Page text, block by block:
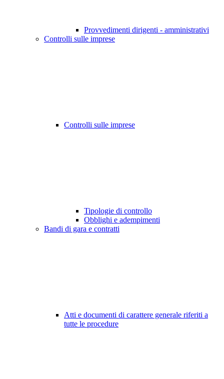
Provvedimenti dirigenti - amministrativi
Controlli sulle imprese
Controlli sulle imprese
Tipologie di controllo
Obblighi e adempimenti
Bandi di gara e contratti
Atti e documenti di carattere generale riferiti a
tutte le procedure